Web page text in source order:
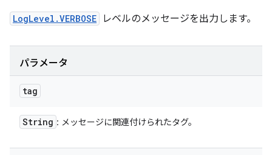
LogLevel.VERBOSE レベルのメッセージを出力します。
パラメータ
tag
String : メッセージに関連付けられたタグ。